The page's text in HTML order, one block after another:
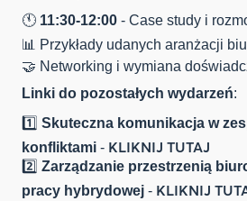
🕚 11:30-12:00 - Case study i
📊 Przykłady udanych aranżacji
🤝 Networking i wymiana
Linki do pozostałych wydarzeń:
1️⃣ Skuteczna komunikacja w
konfliktami - KLIKNIJ TUTAJ
2️⃣ Zarządzanie przestrzenią
pracy hybrydowej - KLIKNIJ